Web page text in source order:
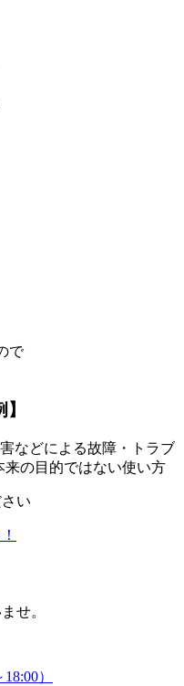
で
どによる故障・トラブ
の目的ではない使い方
さい
せ。
）